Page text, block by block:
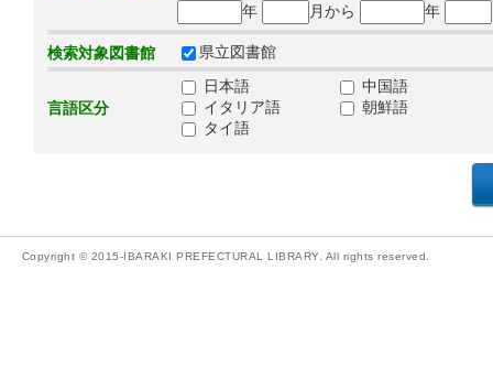
年
月から 年
検索対象図書館 県立図書館
言語区分
日本語
中国語
イタリア語
朝鮮語
タイ語
Copyright © 2015-IBARAKI PREFECTURAL LIBRARY. All rights reserved.